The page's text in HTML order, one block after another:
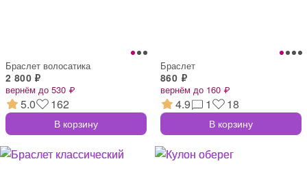
Браслет волосатика
2 800 ₽
вернём до 530 ₽
5.0 162
В корзину
Браслет
860 ₽
вернём до 160 ₽
4.9 1 18
В корзину